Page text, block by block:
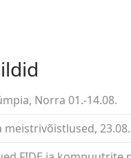
Norra 01.-14.08.
meistrivõistlused, 23.08.